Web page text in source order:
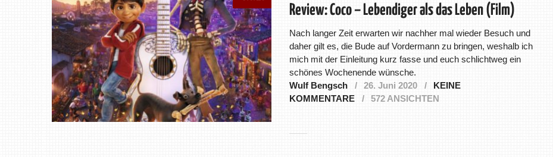
Review: Coco – Lebendiger als das Leben (Film)
Nach langer Zeit erwarten wir nachher mal wieder Besuch und
daher gilt es, die Bude auf Vordermann zu bringen, weshalb ich
mich mit der Einleitung kurz fasse und euch schlichtweg ein
schönes Wochenende wünsche.
Wulf Bengsch
26. Juni 2020
KEINE
KOMMENTARE
572 ANSICHTEN